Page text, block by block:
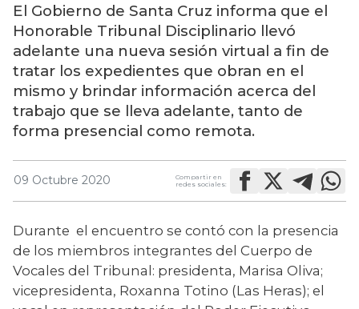
El Gobierno de Santa Cruz informa que el
Honorable Tribunal Disciplinario llevó
adelante una nueva sesión virtual a fin de
tratar los expedientes que obran en el
mismo y brindar información acerca del
trabajo que se lleva adelante, tanto de
forma presencial como remota.
09 Octubre 2020
Compartir en
redes sociales:
Durante  el encuentro se contó con la presencia
de los miembros integrantes del Cuerpo de
Vocales del Tribunal: presidenta, Marisa Oliva;
vicepresidenta, Roxanna Totino (Las Heras); el